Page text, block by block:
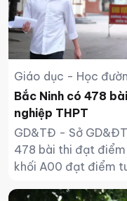
Giáo dục - Học
Bắc Ninh có 478
nghiệp THPT
GD&TĐ - Sở
478 bài thi đạt
khối A00 đạt điểm